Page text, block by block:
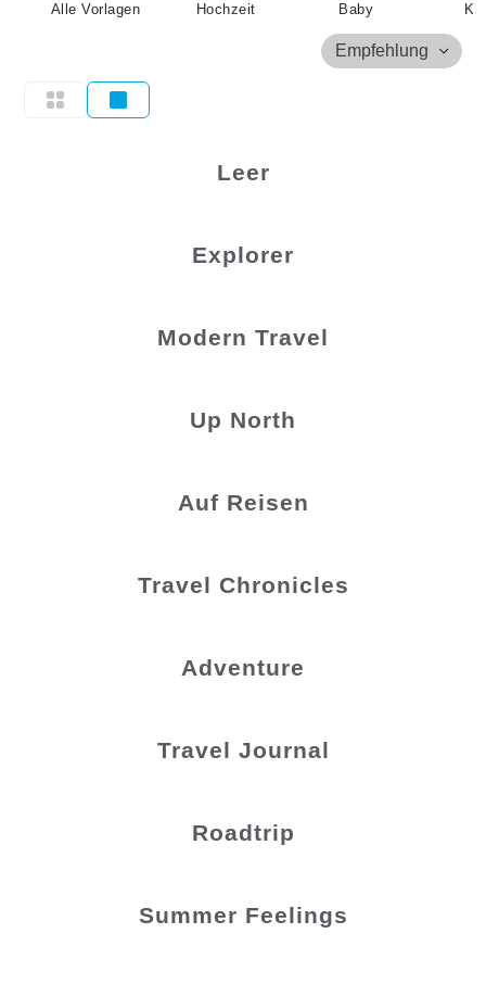
Alle Vorlagen Hochzeit Baby
Empfehlung
Leer
Explorer
Modern Travel
Up North
Auf Reisen
Travel Chronicles
Adventure
Travel Journal
Roadtrip
Summer Feelings